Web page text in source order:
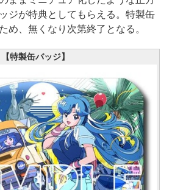
ジが特典としてもらえる。特製缶
め、無くなり次第終了となる。
【特製缶バッジ】